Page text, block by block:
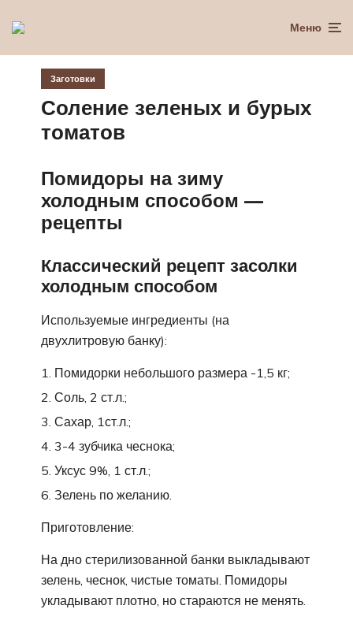
Меню
Заготовки
Соление зеленых и бурых
томатов
Помидоры на зиму
холодным способом —
рецепты
Классический рецепт засолки
холодным способом
Используемые ингредиенты (на
двухлитровую банку):
Помидорки небольшого размера -1,5 кг;
Соль, 2 ст.л.;
Сахар, 1ст.л.;
3-4 зубчика чеснока;
Уксус 9%, 1 ст.л.;
Зелень по желанию.
Приготовление:
На дно стерилизованной банки выкладывают
зелень, чеснок, чистые томаты. Помидоры
укладывают плотно, но стараются не менять.